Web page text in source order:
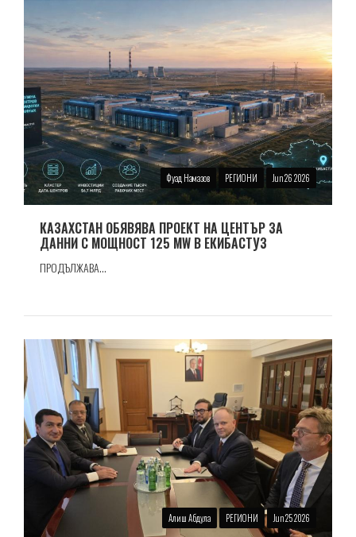
Фуад Намазов РЕГИОНИ Jun 26 2026
КАЗАХСТАН ОБЯВЯВА ПРОЕКТ НА ЦЕНТЪР ЗА
ДАННИ С МОЩНОСТ 125 MW В ЕКИБАСТУЗ
ПРОДЪЛЖАВА...
Алиш Абдула РЕГИОНИ Jun 25 2026